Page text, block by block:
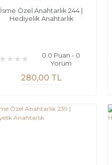
İsme Özel Anahtarlık 244 |
Hediyelik Anahtarlık
0.0 Puan - 0
Yorum
280,00 TL